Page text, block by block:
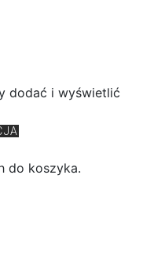
dodać i wyświetlić
do koszyka.